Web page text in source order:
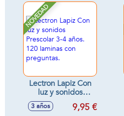
baila co tu idolo
favorito! (Exp. 24)
NOVEDAD
Lectron Lapiz Con
luz y sonidos
Prescolar 3-4 años.
120 laminas con
3 años 9,95 €